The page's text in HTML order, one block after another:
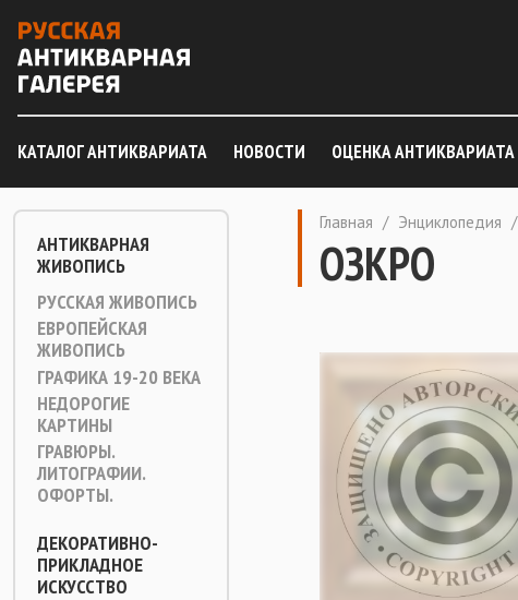
КАТАЛОГ АНТИКВАРИАТА НОВОСТИ ОЦЕНКА АНТИКВАРИАТА
АНТИКВАРНАЯ
ЖИВОПИСЬ
РУССКАЯ ЖИВОПИСЬ
ЕВРОПЕЙСКАЯ
ЖИВОПИСЬ
ГРАФИКА 19-20 ВЕКА
НЕДОРОГИЕ
КАРТИНЫ
ГРАВЮРЫ.
ЛИТОГРАФИИ.
ОФОРТЫ.
ДЕКОРАТИВНО-
ПРИКЛАДНОЕ
ИСКУССТВО
Главная / Энциклопедия /
ОЗКРО